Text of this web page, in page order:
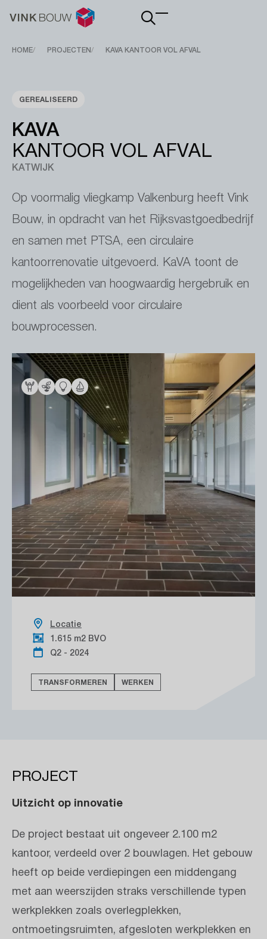
Main
Breadcrumb
HOME PROJECTEN KAVA KANTOOR VOL AFVAL
GEREALISEERD
KAVA
KANTOOR VOL AFVAL
KATWIJK
Op voormalig vliegkamp Valkenburg heeft Vink
Bouw, in opdracht van het Rijksvastgoedbedrijf
en samen met PTSA, een circulaire
kantoorrenovatie uitgevoerd. KaVA toont de
mogelijkheden van hoogwaardig hergebruik en
dient als voorbeeld voor circulaire
bouwprocessen.
Locatie
1.615 m2 BVO
Q2 - 2024
TRANSFORMEREN WERKEN
PROJECT
Uitzicht op innovatie
De project bestaat uit ongeveer 2.100 m2
kantoor, verdeeld over 2 bouwlagen. Het gebouw
heeft op beide verdiepingen een middengang
met aan weerszijden straks verschillende typen
werkplekken zoals overlegplekken,
ontmoetingsruimten, afgesloten werkplekken en